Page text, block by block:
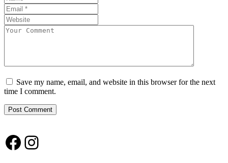
Save my name, email, and website in this browser for the next
time I comment.
Facebook
Instagram